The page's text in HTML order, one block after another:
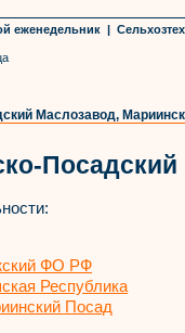
еженедельник |
Маслозавод,
ФО РФ
Республика
Посад